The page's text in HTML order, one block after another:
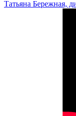
Татьяна Бережная,